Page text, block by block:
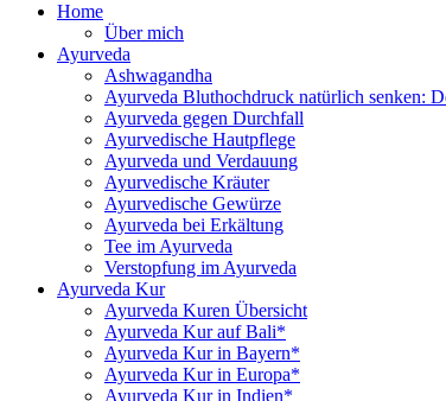
Home
Über mich
Ayurveda
Ashwagandha
Ayurveda Bluthochdruck natürlich senken:
Ayurveda gegen Durchfall
Ayurvedische Hautpflege
Ayurveda und Verdauung
Ayurvedische Kräuter
Ayurvedische Gewürze
Ayurveda bei Erkältung
Tee im Ayurveda
Verstopfung im Ayurveda
Ayurveda Kur
Ayurveda Kuren Übersicht
Ayurveda Kur auf Bali*
Ayurveda Kur in Bayern*
Ayurveda Kur in Europa*
Ayurveda Kur in Indien*